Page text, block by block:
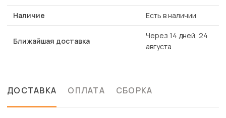
Наличие Есть в наличии
Ближайшая доставка
Через 14 дней, 24
августа
ДОСТАВКА ОПЛАТА СБОРКА